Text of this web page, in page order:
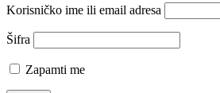
Korisničko ime ili email adresa
Šifra
Zapamti me